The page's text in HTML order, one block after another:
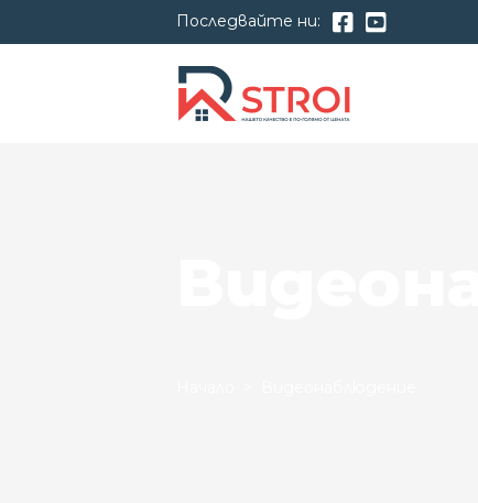
Последвайте ни: